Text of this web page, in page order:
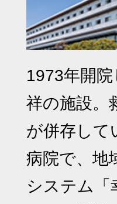
1973年開
祥の施設。
が併存して
病院で、地
システム「